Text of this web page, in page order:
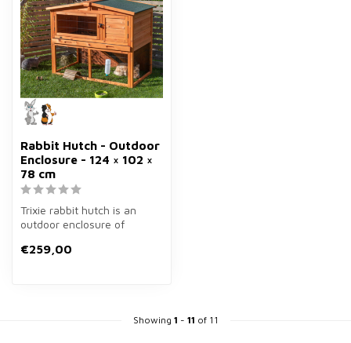
Rabbit Hutch - Outdoor
Enclosure - 124 × 102 ×
78 cm
Trixie rabbit hutch is an
outdoor enclosure of
Spacio...
€259,00
Showing 1 - 11 of 11